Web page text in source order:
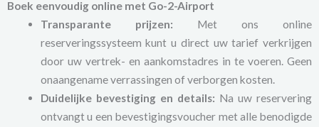
Boek eenvoudig online met Go-2-Airport
Transparante prijzen: Met ons online
reserveringssysteem kunt u direct uw tarief verkrijgen
door uw vertrek- en aankomstadres in te voeren. Geen
onaangename verrassingen of verborgen kosten.
Duidelijke bevestiging en details: Na uw reservering
ontvangt u een bevestigingsvoucher met alle benodigde